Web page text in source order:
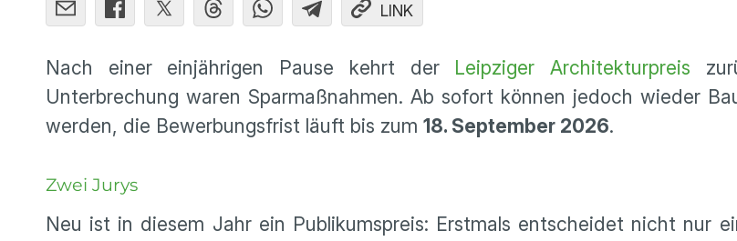
LINK
Nach einer einjährigen Pause kehrt der Leipziger Architekturpreis
Unterbrechung waren Sparmaßnahmen. Ab sofort können jedoch wieder
werden, die Bewerbungsfrist läuft bis zum 18. September 2026.
Zwei Jurys
Neu ist in diesem Jahr ein Publikumspreis: Erstmals entscheidet nicht nur